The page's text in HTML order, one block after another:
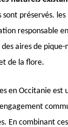
sont préservés.
responsable
aires de pique-
de la flore.
en Occitanie est
En combinant